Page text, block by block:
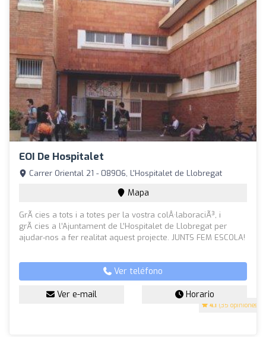
EOI De Hospitalet
4.1 (35 opiniones)
Carrer Oriental 21 - 08906, L'Hospitalet de Llobregat
Mapa
GrÃ cies a tots i a totes per la vostra colÂ·laboraciÃ³, i
grÃ cies a l’Ajuntament de L’Hospitalet de Llobregat per
ajudar-nos a fer realitat aquest projecte. JUNTS FEM ESCOLA!
Ver teléfono
Ver e-mail Horario